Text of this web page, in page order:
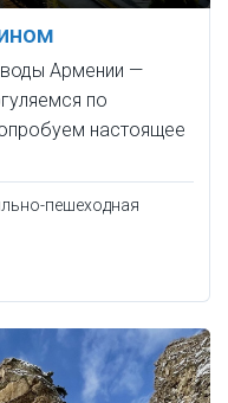
Армении —
по
настоящее
пешеходная